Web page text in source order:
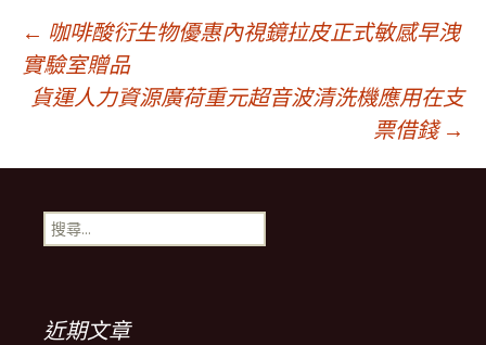
文
章
導
覽
← 咖啡酸衍生物優惠內視鏡拉皮正式敏感早洩
實驗室贈品
貨運人力資源廣荷重元超音波清洗機應用在支
票借錢 →
搜
尋
近期文章